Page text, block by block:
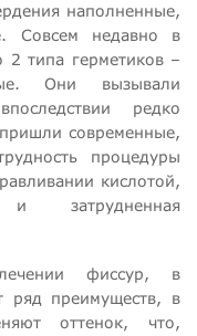
наполненные,
Совсем недавно в
2 типа герметиков –
Они вызывали
редко
современные,
процедуры
кислотой,
и затрудненная
фиссур, в
ряд преимуществ, в
оттенок, что,